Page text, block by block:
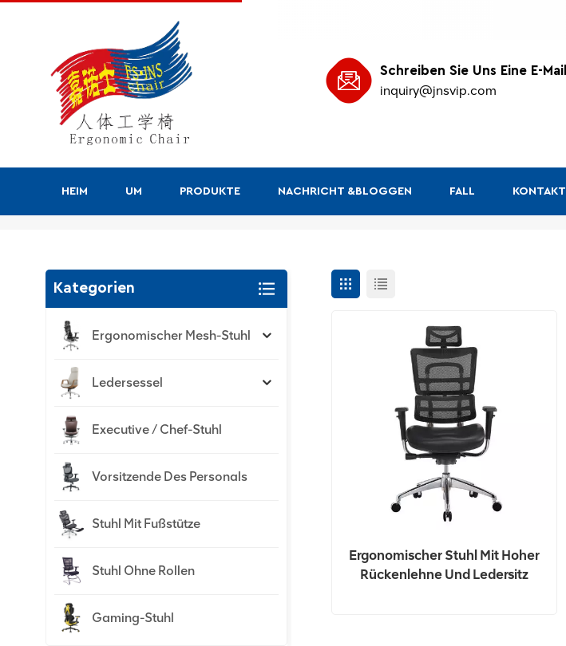
Schreiben Sie Uns Eine E-Mail
inquiry@jnsvip.com
HEIM UM PRODUKTE NACHRICHT &BLOGGEN FALL KONTAKT
Ergonomischer Stuhl Mit Hoher
Rückenlehne Und Ledersitz
Kategorien
Ergonomischer Mesh-Stuhl
Ledersessel
Executive / Chef-Stuhl
Vorsitzende Des Personals
Stuhl Mit Fußstütze
Stuhl Ohne Rollen
Gaming-Stuhl